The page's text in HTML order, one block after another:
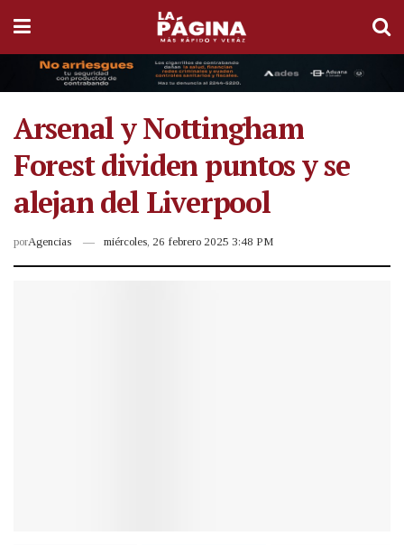
Arsenal y Nottingham
Forest dividen puntos y se
alejan del Liverpool
porAgencias miércoles, 26 febrero 2025 3:48 PM